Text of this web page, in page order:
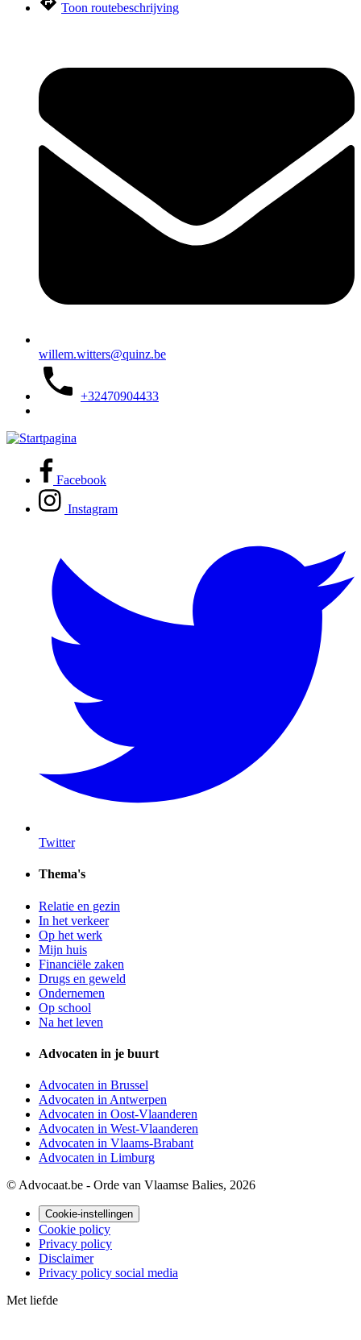
Toon routebeschrijving
willem.witters@quinz.be
+32470904433
Facebook
Instagram
Twitter
Thema's
Relatie en gezin
In het verkeer
Op het werk
Mijn huis
Financiële zaken
Drugs en geweld
Ondernemen
Op school
Na het leven
Advocaten in je buurt
Advocaten in Brussel
Advocaten in Antwerpen
Advocaten in Oost-Vlaanderen
Advocaten in West-Vlaanderen
Advocaten in Vlaams-Brabant
Advocaten in Limburg
© Advocaat.be - Orde van Vlaamse Balies, 2026
Cookie-instellingen
Cookie policy
Privacy policy
Disclaimer
Privacy policy social media
Met liefde